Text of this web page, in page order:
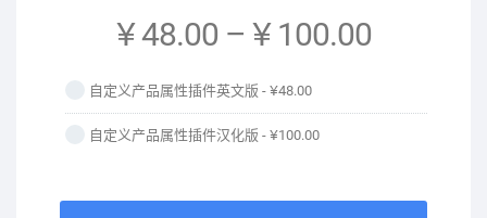
¥ 48.00 – ¥ 100.00
自定义产品属性插件英文版 - ¥48.00
自定义产品属性插件汉化版 - ¥100.00